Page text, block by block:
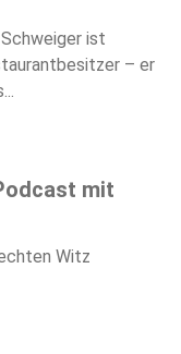
ist
alles...
mit
Witz